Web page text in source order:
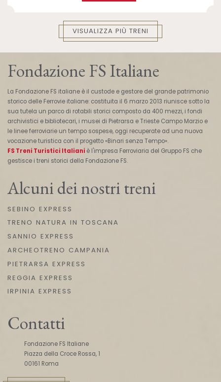
VISUALIZZA PIÙ TRENI
Fondazione FS Italiane
La Fondazione FS italiane è il custode e gestore del grande patrimonio
storico delle Ferrovie italiane: costituita il 6 marzo 2013 riunisce sotto la
sua tutela un parco di rotabili storici composto da 400 mezzi, i fondi
archivistici e bibliotecari, i musei di Pietrarsa e Trieste Campo Marzio e
le linee ferroviarie un tempo sospese, oggi recuperate ad una nuova
vocazione turistica con il progetto «Binari senza Tempo».
FS Treni Turistici Italiani è l'impresa Ferroviaria del Gruppo FS che
gestisce i treni storici della Fondazione FS.
Alcuni dei nostri treni
SEBINO EXPRESS
TRENO NATURA IN TOSCANA
SANNIO EXPRESS
ARCHEOTRENO CAMPANIA
PIETRARSA EXPRESS
REGGIA EXPRESS
IRPINIA EXPRESS
Contatti
Fondazione FS Italiane
Piazza della Croce Rossa, 1
00161 Roma